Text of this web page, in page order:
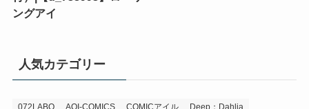
ングアイ
人気カテゴリー
072LABO AOI-COMICS COMICアイル Deep；Dahlia